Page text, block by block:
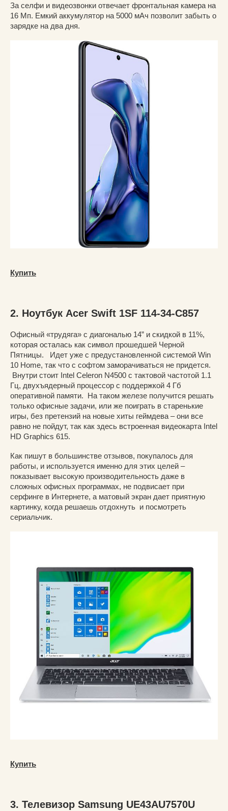
За селфи и видеозвонки отвечает фронтальная камера на
16 Мп. Емкий аккумулятор на 5000 мАч позволит забыть о
зарядке на два дня.
Купить
2. Ноутбук Acer Swift 1SF 114-34-C857
Офисный «трудяга» с диагональю 14” и скидкой в 11%,
которая осталась как символ прошедшей Черной
Пятницы. Идет уже с предустановленной системой Win
10 Home, так что с софтом заморачиваться не придется.
Внутри стоит Intel Celeron N4500 с тактовой частотой 1.1
Гц, двухъядерный процессор с поддержкой 4 Гб
оперативной памяти. На таком железе получится решать
только офисные задачи, или же поиграть в старенькие
игры, без претензий на новые хиты геймдева – они все
равно не пойдут, так как здесь встроенная видеокарта Intel
HD Graphics 615.
Как пишут в большинстве отзывов, покупалось для
работы, и используется именно для этих целей –
показывает высокую производительность даже в
сложных офисных программах, не подвисает при
серфинге в Интернете, а матовый экран дает приятную
картинку, когда решаешь отдохнуть и посмотреть
сериальчик.
Купить
3. Телевизор Samsung UE43AU7570U